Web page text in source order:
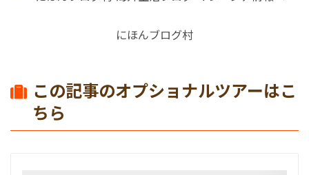
にほんブログ村
この記事のオプショナルツアーはこ
ちら